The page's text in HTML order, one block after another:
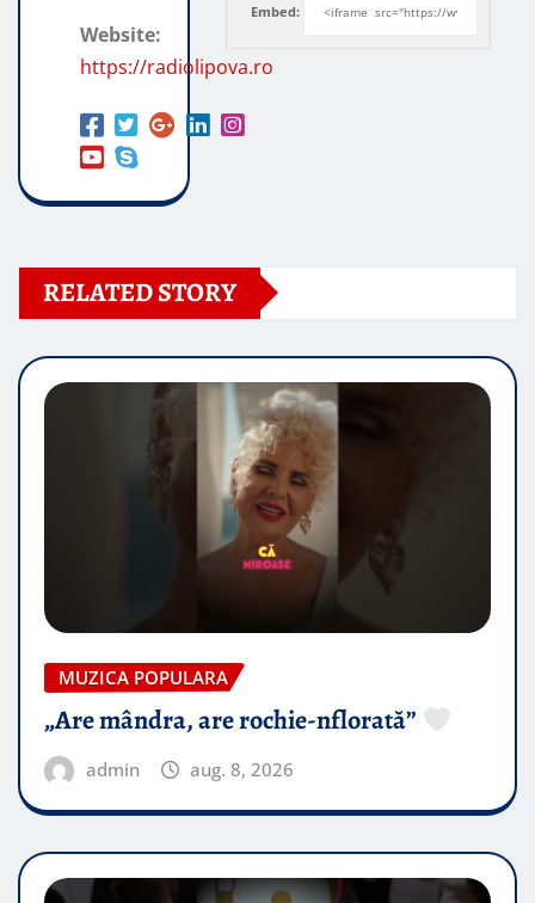
Embed:
Website:
https://radiolipova.ro
RELATED STORY
MUZICA POPULARA
„Are mândra, are rochie-nflorată”
admin aug. 8, 2026